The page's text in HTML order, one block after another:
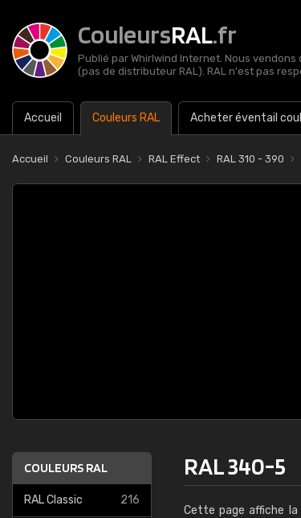
CouleursRAL.fr
Publié par Whirlwind Internet. Nous vendons
(pas de distributeur RAL). RAL n'est pas
Accueil Couleurs RAL Acheter éventail
Accueil Couleurs RAL RAL Effect RAL 310 - 390
COULEURS RAL
RAL Classic 216
RAL 340-5
Cette page affiche la